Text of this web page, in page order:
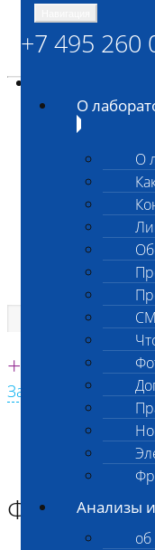
Независимая
Единая круглосуточная
+7 495 260
Заказать звонок с
+7 495 260
О
О
Анализы
Главная страница
Анализы и цены
БИОХИМИЯ КРОВИ
Фосфор